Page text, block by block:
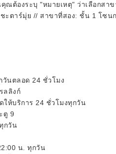
ณต้องระบุ "หมายเหตุ" ว่าเลือกส
ะตาร์มุ่ย // สาขาที่สอง: ชั้น 1 โซน
นตลอด 24 ชั่วโมง
ลลิงก์
ให้บริการ 24 ชั่วโมงทุกวัน
ตู 9
กวัน
น. ทุกวัน